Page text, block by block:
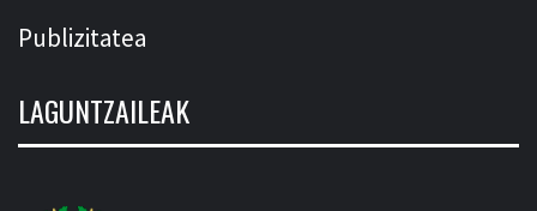
Publizitatea
LAGUNTZAILEAK